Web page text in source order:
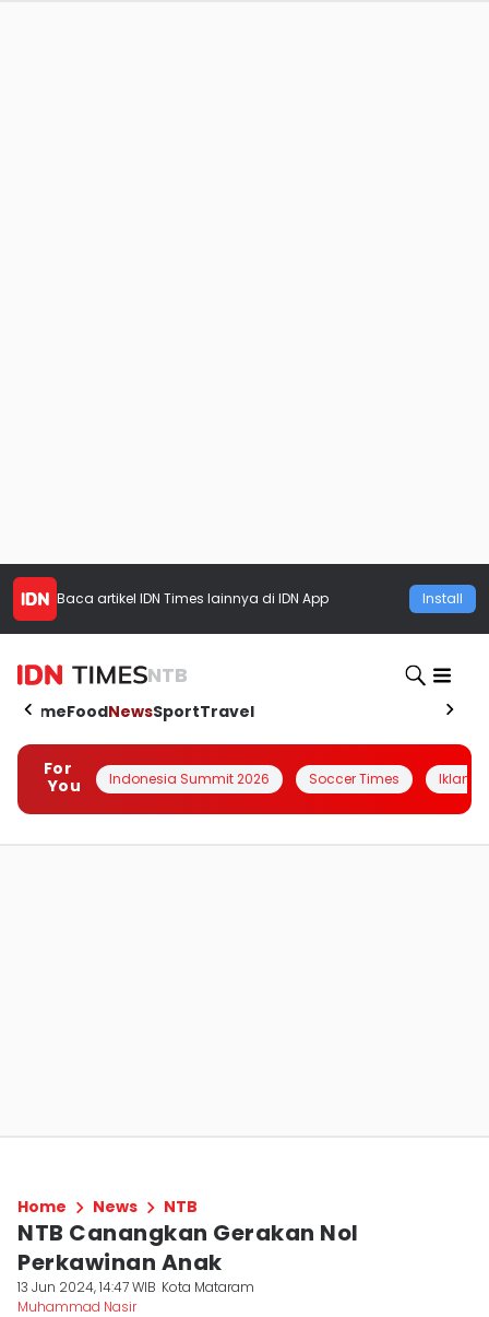
Baca artikel IDN Times lainnya di IDN App Install
NTB
HomeFoodNewsSportTravel
For
You
Indonesia Summit 2026 Soccer Times Iklanin
Home News NTB
NTB Canangkan Gerakan Nol
Perkawinan Anak
13 Jun 2024, 14:47 WIB Kota Mataram
Muhammad Nasir